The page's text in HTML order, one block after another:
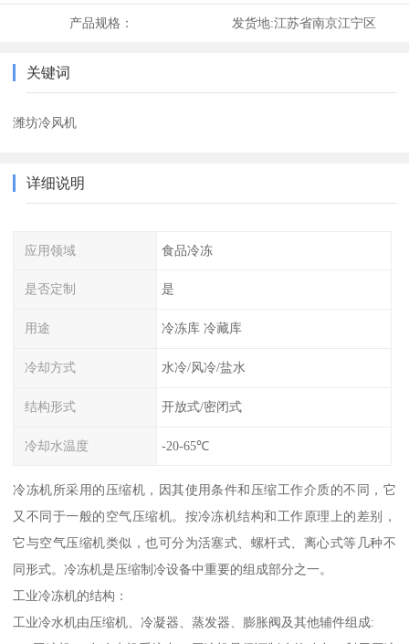
产品规格： 发货地:江苏省南京江宁区
关键词
潍坊冷风机
详细说明
应用领域 食品冷冻
是否定制 是
用途 冷冻库 冷藏库
冷却方式 水冷/风冷/盐水
结构形式 开放式/密闭式
冷却水温度 -20-65℃
冷冻机所采用的压缩机，因其使用条件和压缩工作介质的不同，它
又不同于一般的空气压缩机。按冷冻机结构和工作原理上的差别，
它与空气压缩机类似，也可分为活塞式、螺杆式、离心式等几种不
同形式。冷冻机是压缩制冷设备中重要的组成部分之一。
工业冷冻机的结构：
工业冷水机由压缩机、冷凝器、蒸发器、膨胀阀及其他辅件组成: